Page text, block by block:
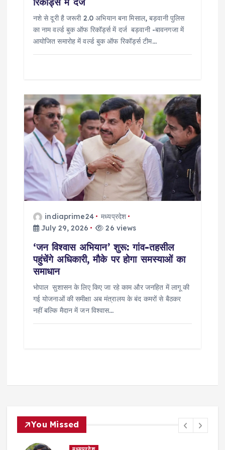
नशे से दूरी है जरूरी 2.0 अभियान बना मिसाल, बड़वानी पुलिस
का नाम वर्ल्ड बुक ऑफ रिकॉर्ड्स में दर्ज बड़वानी -बावनगजा में
आयोजित समारोह में वर्ल्ड बुक ऑफ रिकॉर्ड्स टीम…
indiaprime24
मध्यप्रदेश
July 29, 2026
26 views
‘जन विश्वास अभियान’ शुरू: गांव-तहसील
पहुंचेंगे अधिकारी, मौके पर होगा समस्याओं का
समाधान
भोपाल सुशासन के लिए किए जा रहे काम और जनहित में लागू की
गई योजनाओं की समीक्षा अब मंत्रालय के बंद कमरों से बैठकर
नहीं बल्कि मैदान में जन विश्वास…
You Missed